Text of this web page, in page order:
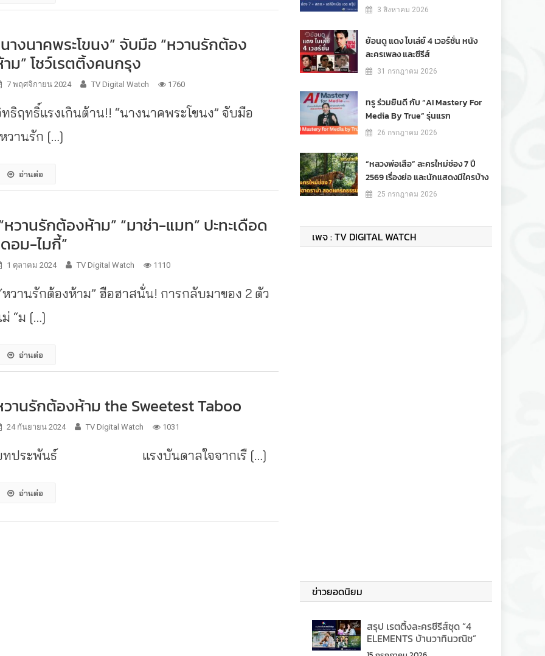
างนาคพระโขนง” จับมือ “หวานรักต้อง
ม” โชว์เรตติ้งคนกรุง
7 พฤศจิกายน 2024 TV Digital Watch 1760
ธิฤทธิ์แรงเกินต้าน!! “นางนาคพระโขนง” จับมือ
วานรัก […]
อ่านต่อ
วานรักต้องห้าม” “มาช่า-แมท” ปะทะเดือด
อม-ไมกี้”
1 ตุลาคม 2024 TV Digital Watch 1110
วานรักต้องห้าม” ฮือฮาสนั่น! การกลับมาของ 2 ตัว
“ม […]
อ่านต่อ
านรักต้องห้าม the Sweetest Taboo
24 กันยายน 2024 TV Digital Watch 1031
ทประพันธ์ แรงบันดาลใจจากเรื […]
อ่านต่อ
3 สิงหาคม 2026
ย้อนดู แดง ไบเล่ย์ 4 เวอร์ชั่น หนัง
ละครเพลง และซีรีส์
31 กรกฎาคม 2026
ทรู ร่วมยินดี กับ “AI Mastery For
Media By True” รุ่นแรก
26 กรกฎาคม 2026
“หลวงพ่อเสือ” ละครใหม่ช่อง 7 ปี
2569 เรื่องย่อ และนักแสดงมีใครบ้าง
25 กรกฎาคม 2026
เพจ : TV DIGITAL WATCH
ข่าวยอดนิยม
สรุป เรตติ้งละครซีรีส์ชุด “4
ELEMENTS บ้านวาทินวณิช”